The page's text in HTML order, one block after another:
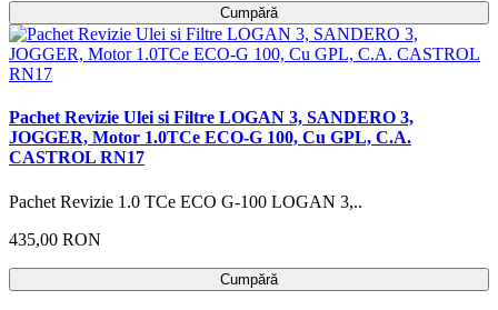
Cumpără
Pachet Revizie Ulei si Filtre LOGAN 3, SANDERO 3,
JOGGER, Motor 1.0TCe ECO-G 100, Cu GPL, C.A.
CASTROL RN17
Pachet Revizie 1.0 TCe ECO G-100 LOGAN 3,..
435,00 RON
Cumpără